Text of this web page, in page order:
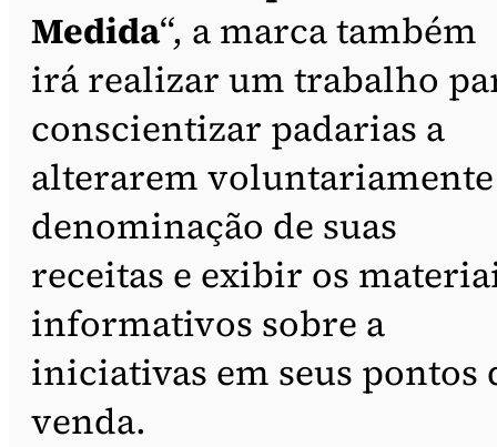
Medida“, a marca também
irá realizar um trabalho
conscientizar padarias a
alterarem
denominação de suas
receitas e exibir os
informativos sobre a
iniciativas em seus pontos
venda.